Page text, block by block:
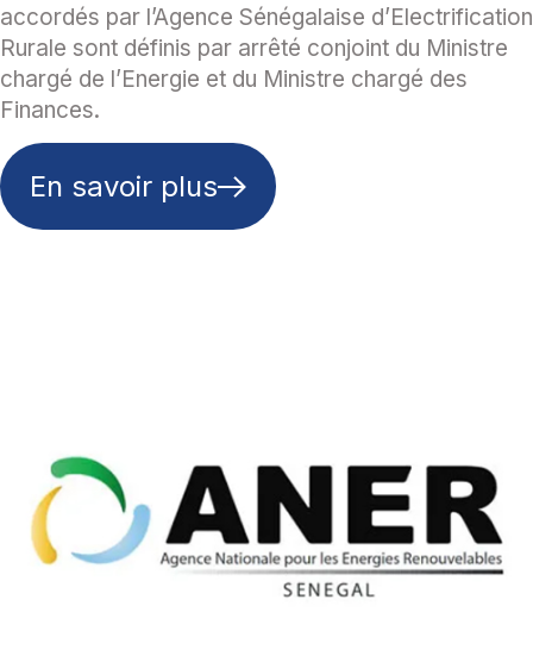
accordés par l’Agence Sénégalaise d’Electrification
Rurale sont définis par arrêté conjoint du Ministre
chargé de l’Energie et du Ministre chargé des
Finances.
En savoir plus